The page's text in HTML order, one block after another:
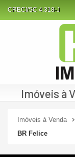
CRECI/SC 4.318-J
Imóveis à
Imóveis à Venda
BR Felice